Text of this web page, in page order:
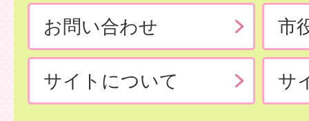
お問い合わせ 市
サイトについて サ